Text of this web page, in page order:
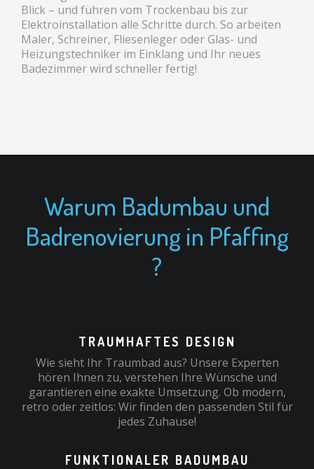
Blick – und führen vom Trockenbau bis zur
Elektroinstallation alle Schritte durch. So arbeiten
Maler, Schreiner, Fliesenleger oder Glas- und
Heizungstechniker im Einklang und Ihr neues
Badezimmer wird schneller fertig!
Warum Badumbau und
Badrenovierung in Pfaffing
?
TRAUMHAFTES DESIGN
Wie sieht Ihr Traumbad aus? Unsere Experten
hören Ihnen zu, verstehen Ihre Wünsche und
garantieren eine exakte Umsetzung. Ob modern,
retro oder zeitlos: Wir finden den passenden Stil für
jedes Zuhause!
FUNKTIONALER BADUMBAU